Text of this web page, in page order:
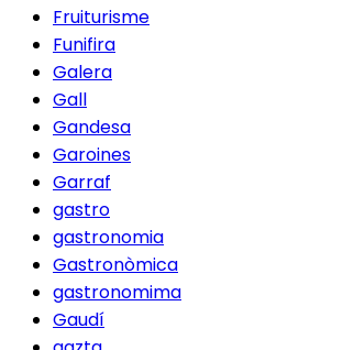
Fruiturisme
Funifira
Galera
Gall
Gandesa
Garoines
Garraf
gastro
gastronomia
Gastronòmica
gastronomima
Gaudí